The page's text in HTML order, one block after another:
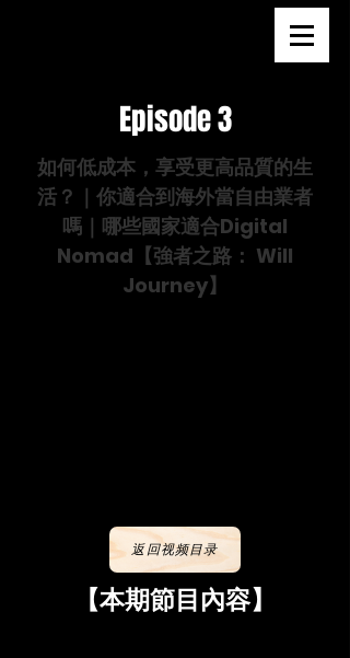
Episode 3
如何低成本，享受更高品質的生
活？｜你適合到海外當自由業者
嗎｜哪些國家適合Digital
Nomad 【強者之路： Will
Journey】
返回视频目录
【本期節目內容】